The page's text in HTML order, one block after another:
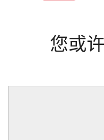
您或